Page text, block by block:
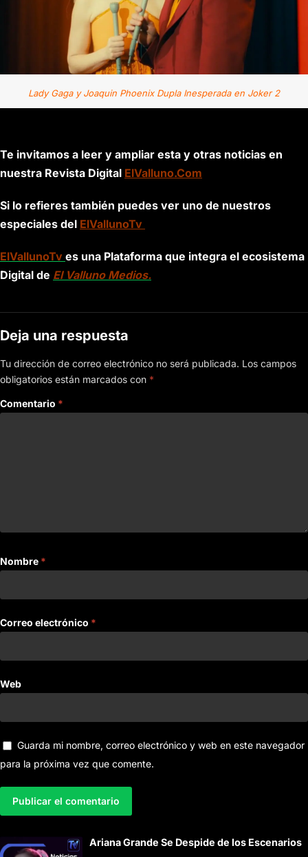
Lady Gaga y Joaquin Phoenix Dupla Inesperada en Joker 2
Te invitamos a leer y ampliar esta y otras noticias en
nuestra Revista Digital ElValluno.Com
Si lo refieres también puedes ver uno de nuestros
especiales del ElVallunoTv
ElVallunoTv es una Plataforma que integra el ecosistema
Digital de El Valluno Medios.
Deja una respuesta
Tu dirección de correo electrónico no será publicada. Los campos
obligatorios están marcados con *
Comentario *
Nombre *
Correo electrónico *
Web
Guarda mi nombre, correo electrónico y web en este navegador
para la próxima vez que comente.
l
Ariana Grande Se Despide de los Escenarios